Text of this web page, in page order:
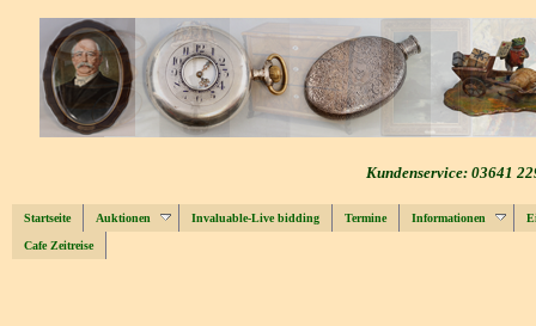
Kundenservice: 03641
Startseite Auktionen Invaluable-Live bidding Termine Informationen
Cafe Zeitreise